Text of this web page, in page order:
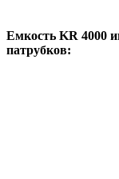
Емкость KR 4000
патрубков: